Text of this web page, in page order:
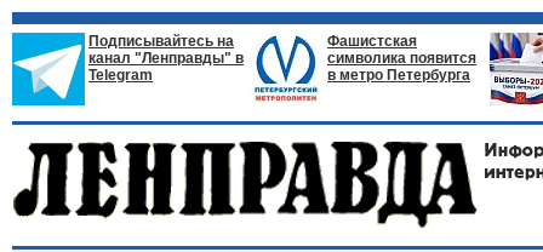
Подписывайтесь на
канал "Ленправды" в
Telegram
Фашистская
символика появится
в метро Петербурга